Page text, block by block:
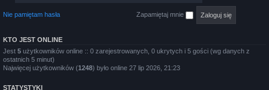
Nie pamiętam hasła Zapamiętaj mnie
KTO JEST ONLINE
Jest 5 użytkowników online :: 0 zarejestrowanych, 0 ukrytych i 5 gości (wg danych z
ostatnich 5 minut)
Najwięcej użytkowników (1248) było online 27 lip 2026, 21:23
STATYSTYKI